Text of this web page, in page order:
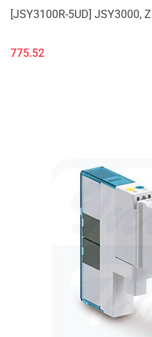
[JSY3100R-5UD] JSY3000,
775.52